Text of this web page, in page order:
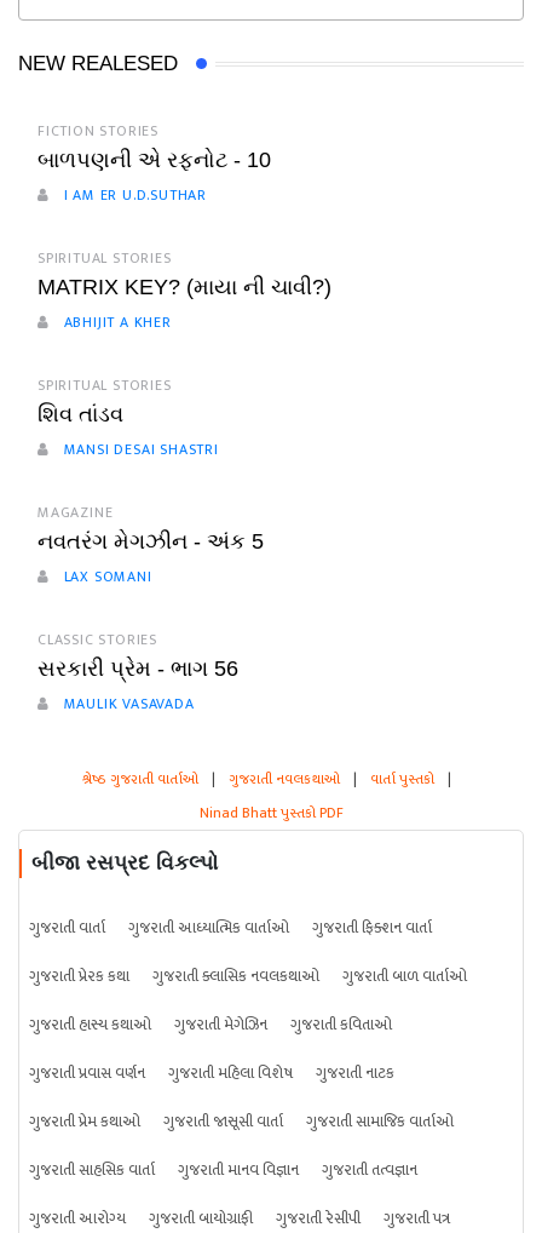
NEW REALESED
FICTION STORIES
બાળપણની એ રફનોટ - 10
I AM ER U.D.SUTHAR
SPIRITUAL STORIES
MATRIX KEY? (માયા ની ચાવી?)
ABHIJIT A KHER
SPIRITUAL STORIES
શિવ તાંડવ
MANSI DESAI SHASTRI
MAGAZINE
નવતરંગ મેગઝીન - અંક 5
LAX SOMANI
CLASSIC STORIES
સરકારી પ્રેમ - ભાગ 56
MAULIK VASAVADA
શ્રેષ્ઠ ગુજરાતી વાર્તાઓ | ગુજરાતી નવલકથાઓ | વાર્તા પુસ્તકો |
Ninad Bhatt પુસ્તકો PDF
બીજા રસપ્રદ વિકલ્પો
ગુજરાતી વાર્તા ગુજરાતી આધ્યાત્મિક વાર્તાઓ
ગુજરાતી ફિક્શન વાર્તા
ગુજરાતી પ્રેરક કથા
ગુજરાતી ક્લાસિક નવલકથાઓ
ગુજરાતી બાળ વાર્તાઓ
ગુજરાતી હાસ્ય કથાઓ
ગુજરાતી મેગેઝિન
ગુજરાતી કવિતાઓ
ગુજરાતી પ્રવાસ વર્ણન
ગુજરાતી મહિલા વિશેષ
ગુજરાતી નાટક
ગુજરાતી પ્રેમ કથાઓ
ગુજરાતી જાસૂસી વાર્તા
ગુજરાતી સામાજિક વાર્તાઓ
ગુજરાતી સાહસિક વાર્તા
ગુજરાતી માનવ વિજ્ઞાન
ગુજરાતી તત્વજ્ઞાન
ગુજરાતી આરોગ્ય
ગુજરાતી બાયોગ્રાફી ગુજરાતી રેસીપી
ગુજરાતી પત્ર